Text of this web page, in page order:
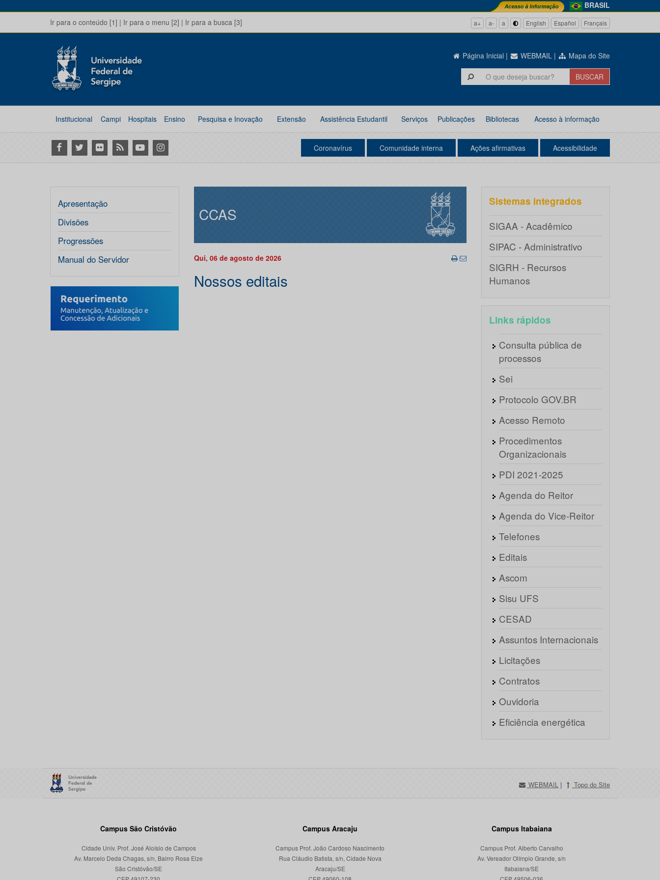
BRASIL
Ir para o conteúdo [1] | Ir para o menu [2] | Ir para a busca [3] a+ a- a English Español Français
Página Inicial | WEBMAIL | Mapa do Site
Institucional Campi Hospitais Ensino Pesquisa e Inovação Extensão Assistência Estudantil Serviços Publicações Bibliotecas Acesso à informação
Facebook
Twitter Flickr RSS YoutubeInstagram Coronavírus Comunidade interna Ações afirmativas Acessibilidade
Apresentação
Divisões
Progressões
Manual do Servidor
CCAS
Qui, 06 de agosto de 2026
Nossos editais
Sistemas integrados
SIGAA - Acadêmico
SIPAC - Administrativo
SIGRH - Recursos
Humanos
Links rápidos
Consulta pública de
processos
Sei
Protocolo GOV.BR
Acesso Remoto
Procedimentos
Organizacionais
PDI 2021-2025
Agenda do Reitor
Agenda do Vice-Reitor
Telefones
Editais
Ascom
Sisu UFS
CESAD
Assuntos Internacionais
Licitações
Contratos
Ouvidoria
Eficiência energética
WEBMAIL | Topo do Site
Campus São Cristóvão
Cidade Univ. Prof. José Aloísio de Campos
Av. Marcelo Deda Chagas, s/n, Bairro Rosa Elze
São Cristóvão/SE
Campus Aracaju
Campus Prof. João Cardoso Nascimento
Rua Cláudio Batista, s/n, Cidade Nova
Aracaju/SE
Campus Itabaiana
Campus Prof. Alberto Carvalho
Av. Vereador Olímpio Grande, s/n
Itabaiana/SE